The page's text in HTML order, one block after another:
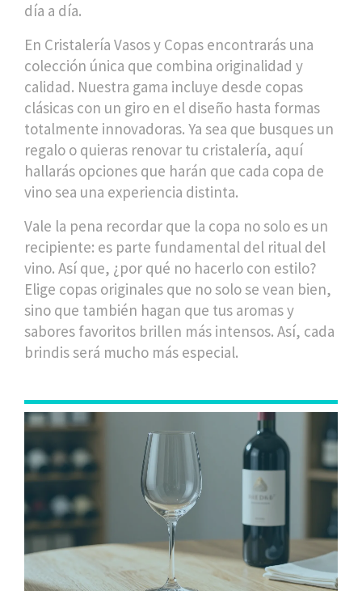
día a día.
En Cristalería Vasos y Copas encontrarás una
colección única que combina originalidad y
calidad. Nuestra gama incluye desde copas
clásicas con un giro en el diseño hasta formas
totalmente innovadoras. Ya sea que busques un
regalo o quieras renovar tu cristalería, aquí
hallarás opciones que harán que cada copa de
vino sea una experiencia distinta.
Vale la pena recordar que la copa no solo es un
recipiente: es parte fundamental del ritual del
vino. Así que, ¿por qué no hacerlo con estilo?
Elige copas originales que no solo se vean bien,
sino que también hagan que tus aromas y
sabores favoritos brillen más intensos. Así, cada
brindis será mucho más especial.